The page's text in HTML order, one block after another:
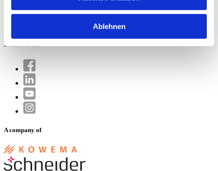
Ablehnen
CH-8890 Flums
Social Media
A company of